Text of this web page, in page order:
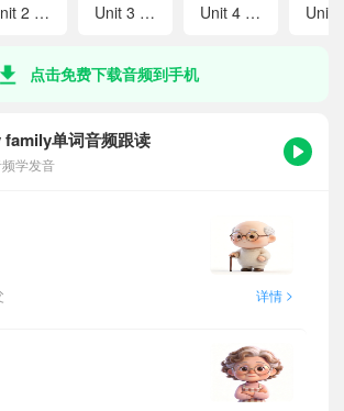
Unit 2 Come to my house Unit 3 This is my room Unit 4 What do you see?
点击免费下载音频到手机
单词音频跟读
学发音
详情 >